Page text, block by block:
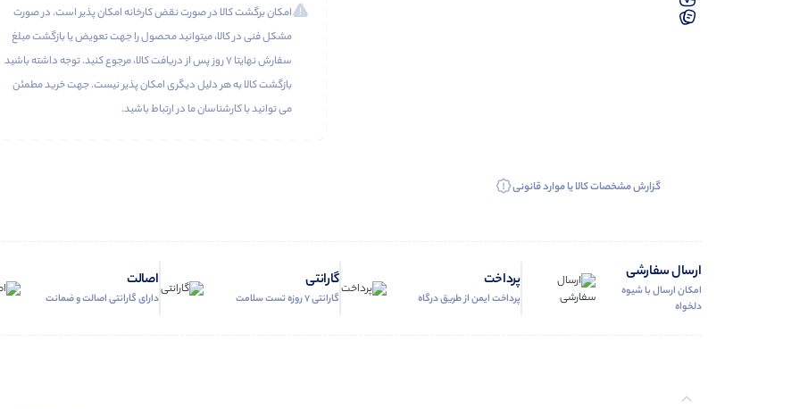
گزارش مشخصات کالا یا موارد قانونی
امکان برگشت کالا در صورت نقض کارخانه امکان پذیر است. در صورت
مشکل فنی در کالا، میتوانید محصول را جهت تعویض یا بازگشت مبلغ
سفارش نهایتا 7 روز پس از دریافت کالا، مرجوع کنید. توجه داشته باشید
بازگشت کالا به هر دلیل دیگری امکان پذیر نیست. جهت خرید مطمئن
می توانید با کارشناسان ما در ارتباط باشید.
ارسال سفارشی
امکان ارسال با شیوه
دلخواه
پرداخت
پرداخت ایمن از طریق درگاه
گارانتی
گارانتی 7 روزه تست سلامت
اصالت
دارای گارانتی اصالت و ضمانت